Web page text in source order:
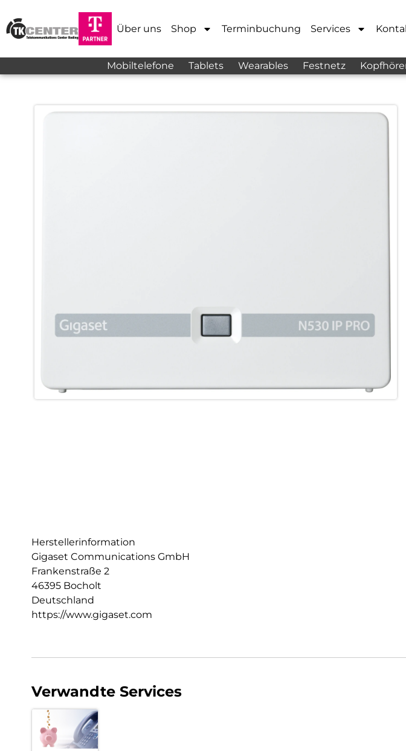
Über uns Shop Terminbuchung Services
Mobiltelefone Tablets Wearables Festnetz
Herstellerinformation
Gigaset Communications GmbH
Frankenstraße 2
46395 Bocholt
Deutschland
https://www.gigaset.com
Verwandte Services